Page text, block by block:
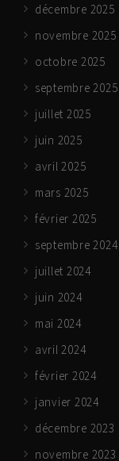
décembre 2025
novembre 2025
octobre 2025
septembre 2025
juillet 2025
juin 2025
avril 2025
mars 2025
février 2025
septembre 2024
juillet 2024
juin 2024
mai 2024
avril 2024
février 2024
janvier 2024
décembre 2023
novembre 2023